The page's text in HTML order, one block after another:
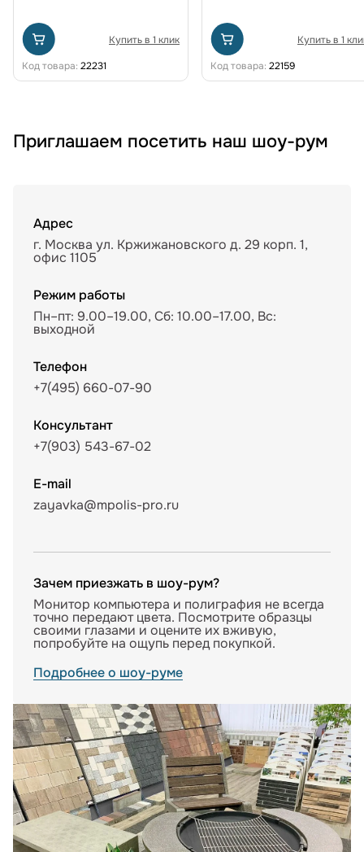
Купить в 1 клик
Код товара: 22231
Купить в 1
Код товара: 22159
Приглашаем посетить наш шоу-рум
Адрес
г. Москва ул. Кржижановского д. 29 корп. 1,
офис 1105
Режим работы
Пн–пт: 9.00–19.00, Сб: 10.00–17.00, Вс:
выходной
Телефон
+7(495) 660-07-90
Консультант
+7(903) 543-67-02
E-mail
zayavka@mpolis-pro.ru
Зачем приезжать в шоу-рум?
Монитор компьютера и полиграфия не всегда
точно передают цвета. Посмотрите образцы
своими глазами и оцените их вживую,
попробуйте на ощупь перед покупкой.
Подробнее о шоу-руме